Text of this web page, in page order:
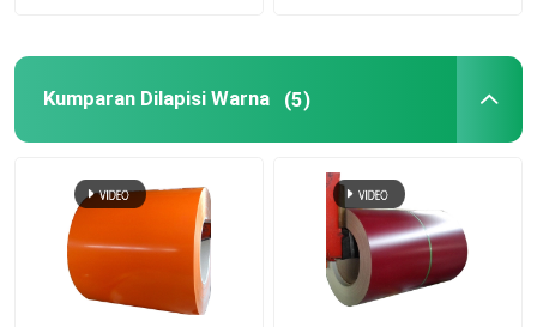
Batang Bulat Stainless Steel
Plat Baja Karbon
Kumparan Dilapisi Warna (5)